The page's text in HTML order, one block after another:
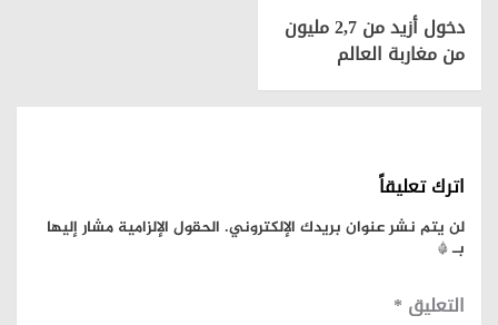
دخول أزيد من 2,7 مليون
من مغاربة العالم
اترك تعليقاً
لن يتم نشر عنوان بريدك الإلكتروني. الحقول الإلزامية مشار إليها
بـ*
التعليق *